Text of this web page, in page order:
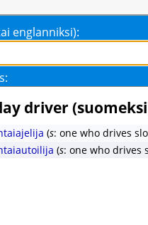
englanniksi):
driver
(s: one who drives
(s: one who drives